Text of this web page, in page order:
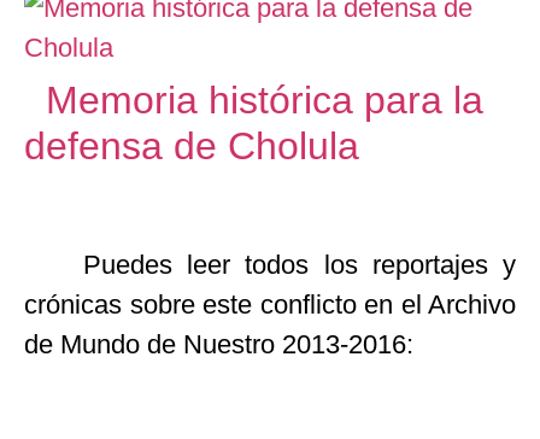
Memoria histórica para la
defensa de Cholula
Puedes leer todos los reportajes y
crónicas sobre este conflicto en el Archivo
de Mundo de Nuestro 2013-2016: